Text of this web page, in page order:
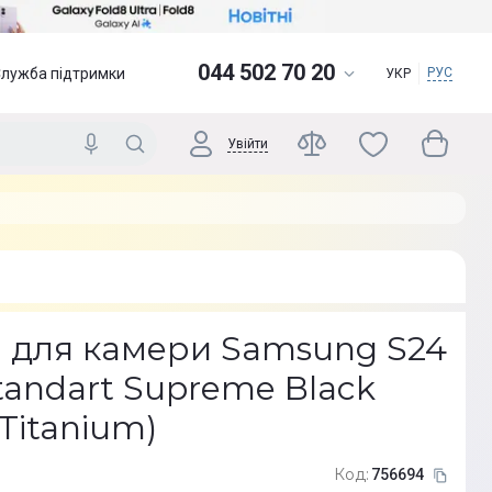
підтримки 044 502 70 20 УКР РУС
Увійти
для камери Samsung S24
Supreme Black
Код: 756694